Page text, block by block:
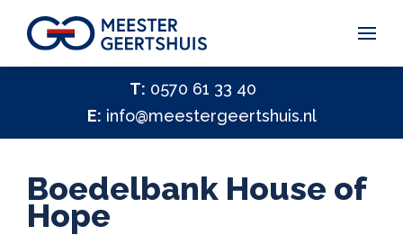
Vakantiegeld Samen Delen 2026
Hulp nodig?
Help ons helpen
T: 0570 61 33 40
E: info@meestergeertshuis.nl
Boedelbank House of
Hope